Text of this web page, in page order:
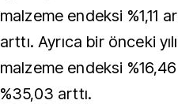
malzeme endeksi %1,11
arttı. Ayrıca bir önceki
malzeme endeksi
%35,03 arttı.